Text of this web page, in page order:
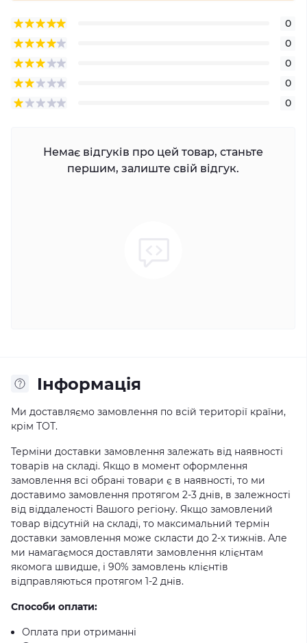
0
0
0
0
0
Немає відгуків про цей товар, станьте
першим, залиште свій відгук.
Iнформація
Ми доставляємо замовлення по всій території країни,
крім ТОТ.
Терміни доставки замовлення залежать від наявності
товарів на складі. Якщо в момент оформлення
замовлення всі обрані товари є в наявності, то ми
доставимо замовлення протягом 2-3 днів, в залежності
від віддаленості Вашого регіону. Якщо замовлений
товар відсутній на складі, то максимальний термін
доставки замовлення може скласти до 2-х тижнів. Але
ми намагаємося доставляти замовлення клієнтам
якомога швидше, і 90% замовлень клієнтів
відправляються протягом 1-2 днів.
Способи оплати:
Оплата при отриманні